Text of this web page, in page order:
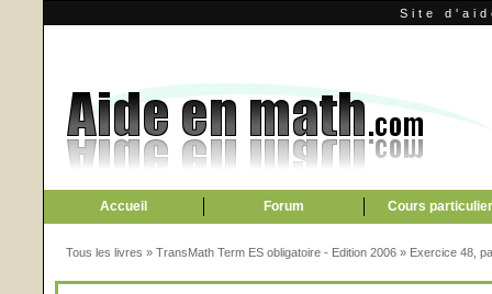
Site
Accueil Forum Cours
Tous les livres » TransMath Term ES obligatoire - Edition 2006 » Exercice 48,